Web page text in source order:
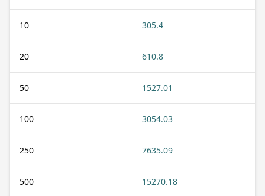
10 305.4
20 610.8
50 1527.01
100 3054.03
250 7635.09
500 15270.18